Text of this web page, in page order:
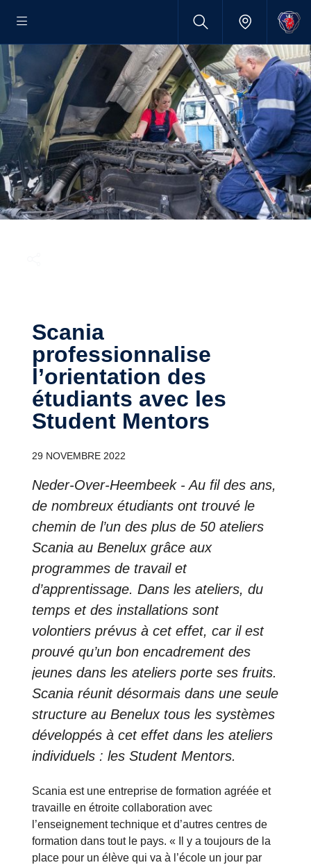
Scania
professionnalise
l’orientation des
étudiants avec les
Student Mentors
29 NOVEMBRE 2022
Neder-Over-Heembeek - Au fil des ans,
de nombreux étudiants ont trouvé le
chemin de l’un des plus de 50 ateliers
Scania au Benelux grâce aux
programmes de travail et
d’apprentissage. Dans les ateliers, du
temps et des installations sont
volontiers prévus à cet effet, car il est
prouvé qu’un bon encadrement des
jeunes dans les ateliers porte ses fruits.
Scania réunit désormais dans une seule
structure au Benelux tous les systèmes
développés à cet effet dans les ateliers
individuels : les Student Mentors.
Scania est une entreprise de formation agréée et
travaille en étroite collaboration avec
l’enseignement technique et d’autres centres de
formation dans tout le pays. « Il y a toujours de la
place pour un élève qui va à l’école un jour par